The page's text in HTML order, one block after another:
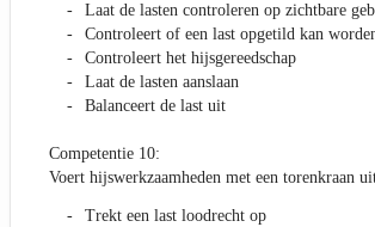
Laat de lasten controleren op zichtbare
Controleert of een last opgetild kan
Controleert het hijsgereedschap
Laat de lasten aanslaan
Balanceert de last uit
Competentie 10:
Voert hijswerkzaamheden met een torenkraan
Trekt een last loodrecht op